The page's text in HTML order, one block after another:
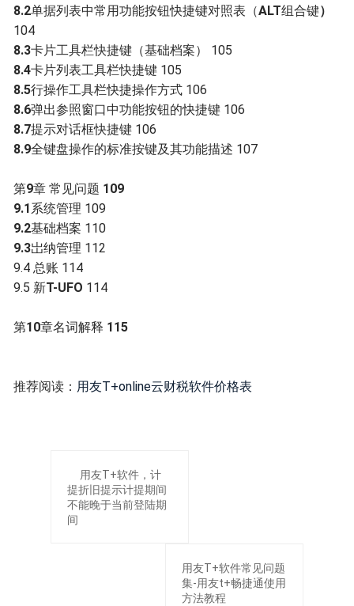
8.2单据列表中常用功能按钮快捷键对照表（ALT组合键）
104
8.3卡片工具栏快捷键（基础档案） 105
8.4卡片列表工具栏快捷键 105
8.5行操作工具栏快捷操作方式 106
8.6弹出参照窗口中功能按钮的快捷键 106
8.7提示对话框快捷键 106
8.9全键盘操作的标准按键及其功能描述 107
第9章 常见问题 109
9.1系统管理 109
9.2基础档案 110
9.3岀纳管理 112
9.4 总账 114
9.5 新T-UFO 114
第10章名词解释 115
推荐阅读： 用友T+online云财税软件价格表
用友T+软件，计
提折旧提示计提期间
不能晚于当前登陆期
间
用友T+软件常见问题
集-用友t+畅捷通使用
方法教程